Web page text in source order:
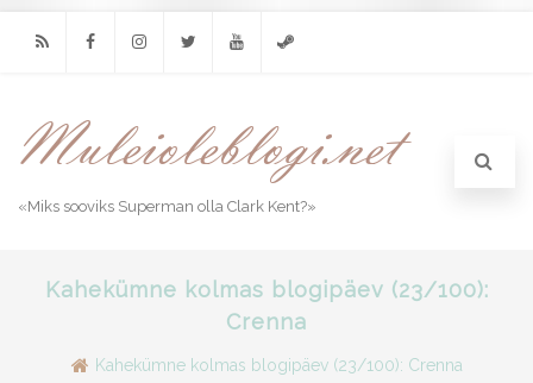
«Miks sooviks Superman olla Clark Kent?»
Kahekümne kolmas blogipäev (23/100):
Crenna
Kahekümne kolmas blogipäev (23/100): Crenna